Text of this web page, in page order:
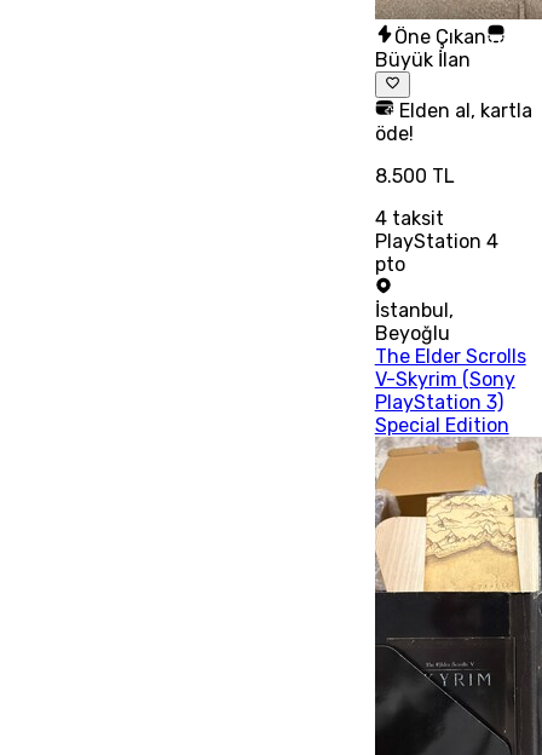
Öne Çıkan
Büyük İlan
Elden al, kartla
öde!
8.500 TL
4taksit
PlayStation 4
pto
İstanbul,
Beyoğlu
The Elder Scrolls
V-Skyrim (Sony
PlayStation 3)
Special Edition